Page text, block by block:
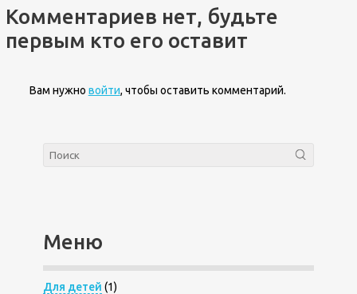
Комментариев нет, будьте
первым кто его оставит
Вам нужно войти, чтобы оставить комментарий.
Меню
Для детей (1)